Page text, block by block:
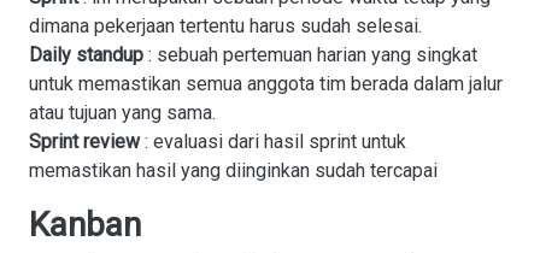
dimana pekerjaan tertentu harus sudah selesai.
Daily standup : sebuah pertemuan harian yang singkat
untuk memastikan semua anggota tim berada dalam jalur
atau tujuan yang sama.
Sprint review: evaluasi dari hasil sprint untuk
memastikan hasil yang diinginkan sudah tercapai
Kanban